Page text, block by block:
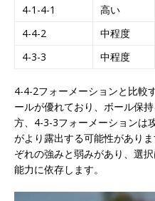
4-1-4-1 高い
4-4-2
中程度
4-3-3
中程度
4-4-2フォーメーションと比較
ールが優れており、ボール保
方、4-3-3フォーメーションは
がより露出する可能性があり
ぞれの強みと弱みがあり、選
能力に依存します。